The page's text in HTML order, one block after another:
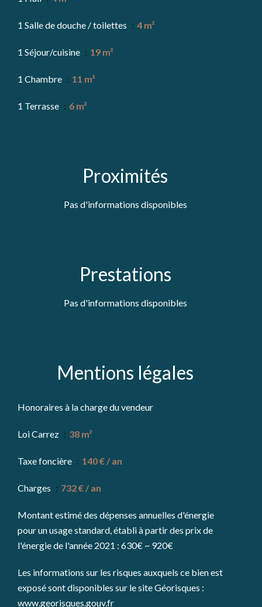
1 Salle de douche / toilettes 4 m²
1 Séjour/cuisine 19 m²
1 Chambre 11 m²
1 Terrasse 6 m²
Proximités
Pas d'informations disponibles
Prestations
Pas d'informations disponibles
Mentions légales
Honoraires à la charge du vendeur
Loi Carrez 38 m²
Taxe foncière 140 € / an
Charges 732 € / an
Montant estimé des dépenses annuelles d'énergie
pour un usage standard, établi à partir des prix de
l'énergie de l'année 2021 : 630€ ~ 920€
Les informations sur les risques auxquels ce bien est
exposé sont disponibles sur le site Géorisques :
www.georisques.gouv.fr